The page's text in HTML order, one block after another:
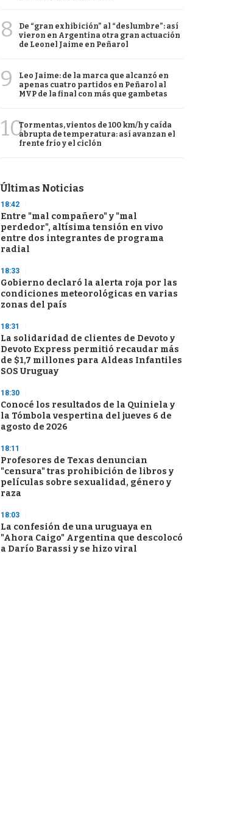
8
De “gran exhibición” al “deslumbre”: así
vieron en Argentina otra gran actuación
de Leonel Jaime en Peñarol
9
Leo Jaime: de la marca que alcanzó en
apenas cuatro partidos en Peñarol al
MVP de la final con más que gambetas
10Tormentas, vientos de 100 km/h y caída
abrupta de temperatura: así avanzan el
frente frío y el ciclón
Últimas Noticias
18:42
Entre "mal compañero" y "mal
perdedor", altísima tensión en vivo
entre dos integrantes de programa
radial
18:33
Gobierno declaró la alerta roja por las
condiciones meteorológicas en varias
zonas del país
18:31
La solidaridad de clientes de Devoto y
Devoto Express permitió recaudar más
de $1,7 millones para Aldeas Infantiles
SOS Uruguay
18:30
Conocé los resultados de la Quiniela y
la Tómbola vespertina del jueves 6 de
agosto de 2026
18:11
Profesores de Texas denuncian
"censura" tras prohibición de libros y
películas sobre sexualidad, género y
raza
18:03
La confesión de una uruguaya en
"Ahora Caigo" Argentina que descolocó
a Darío Barassi y se hizo viral